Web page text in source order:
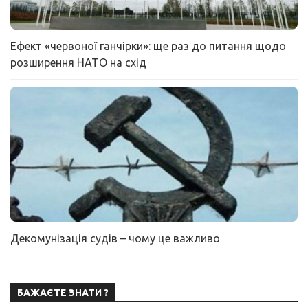
Ефект «червоної ганчірки»: ще раз до питання щодо
розширення НАТО на схід
Декомунізація судів – чому це важливо
БАЖАЄТЕ ЗНАТИ ?